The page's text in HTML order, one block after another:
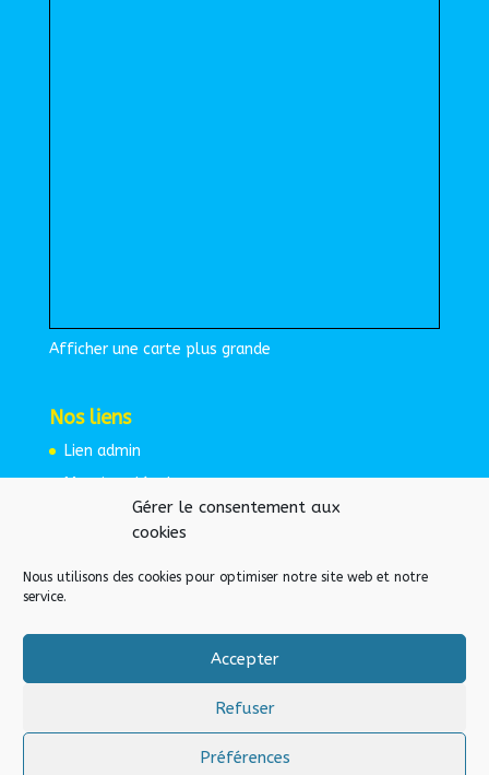
Gérer le consentement aux
cookies
Nous utilisons des cookies pour optimiser notre site web et notre
service.
Accepter
Refuser
Préférences
Afficher une carte plus grande
Nos liens
Lien admin
Mentions légales
Espace protégé